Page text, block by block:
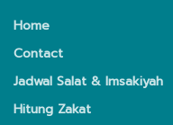
Home
Contact
Jadwal Salat & Imsakiyah
Hitung Zakat